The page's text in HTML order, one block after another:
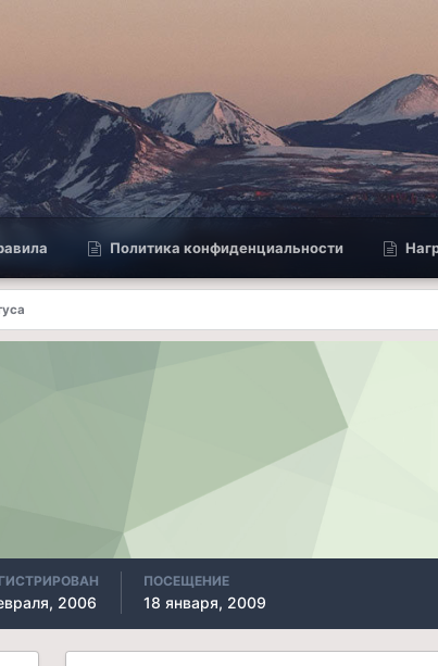
Политика конфиденциальности
2006
ПОСЕЩЕНИЕ
18 января, 2009